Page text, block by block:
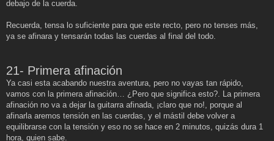
debajo de la cuerda.
Recuerda, tensa lo suficiente para que este recto, pero no tenses más,
ya se afinara y tensarán todas las cuerdas al final del todo.
21- Primera afinación
Ya casi esta acabando nuestra aventura, pero no vayas tan rápido,
vamos con la primera afinación… ¿Pero que significa esto?. La primera
afinación no va a dejar la guitarra afinada, ¡claro que no!, porque al
afinarla aremos tensión en las cuerdas, y el mástil debe volver a
equilibrarse con la tensión y eso no se hace en 2 minutos, quizás dura 1
hora, quien sabe.